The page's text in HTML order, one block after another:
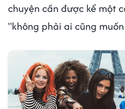
chuyện cần được kể một
"không phải ai cũng